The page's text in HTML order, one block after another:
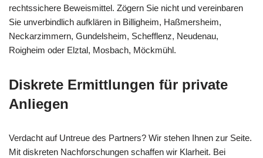
rechtssichere Beweismittel. Zögern Sie nicht und vereinbaren
Sie unverbindlich aufklären in Billigheim, Haßmersheim,
Neckarzimmern, Gundelsheim, Schefflenz, Neudenau,
Roigheim oder Elztal, Mosbach, Möckmühl.
Diskrete Ermittlungen für private
Anliegen
Verdacht auf Untreue des Partners? Wir stehen Ihnen zur Seite.
Mit diskreten Nachforschungen schaffen wir Klarheit. Bei